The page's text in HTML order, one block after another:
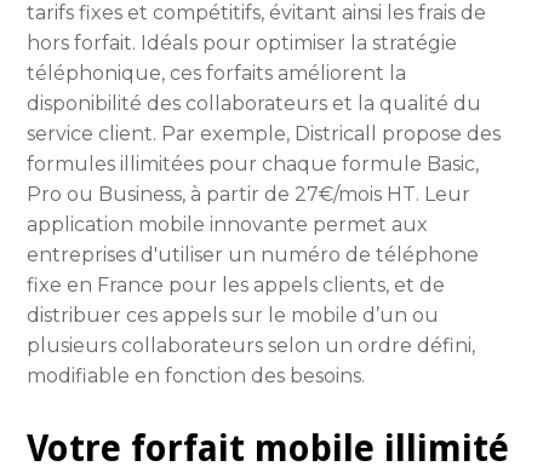
tarifs fixes et compétitifs, évitant ainsi les frais de
hors forfait. Idéals pour optimiser la stratégie
téléphonique, ces forfaits améliorent la
disponibilité des collaborateurs et la qualité du
service client. Par exemple, Districall propose des
formules illimitées pour chaque formule Basic,
Pro ou Business, à partir de 27€/mois HT. Leur
application mobile innovante permet aux
entreprises d'utiliser un numéro de téléphone
fixe en France pour les appels clients, et de
distribuer ces appels sur le mobile d’un ou
plusieurs collaborateurs selon un ordre défini,
modifiable en fonction des besoins.
Votre forfait mobile illimité